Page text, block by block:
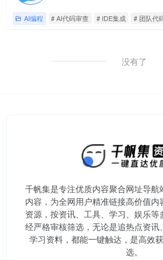
AI编程 # AI代码审查 # IDE集成 # 团队代
没有了
千帆集是专注优质内容聚合网址导
内容，为全网用户精准链接高价值
资源，按资讯、工具、学习、娱乐
经严格审核筛选，无论是追热点资
学习资料，都能一键触达，是高效
选。